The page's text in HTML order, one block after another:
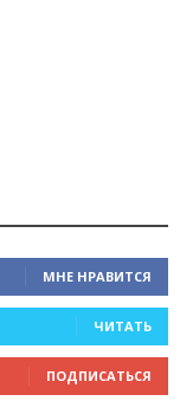
МНЕ НРАВИТСЯ
ЧИТАТЬ
ПОДПИСАТЬСЯ